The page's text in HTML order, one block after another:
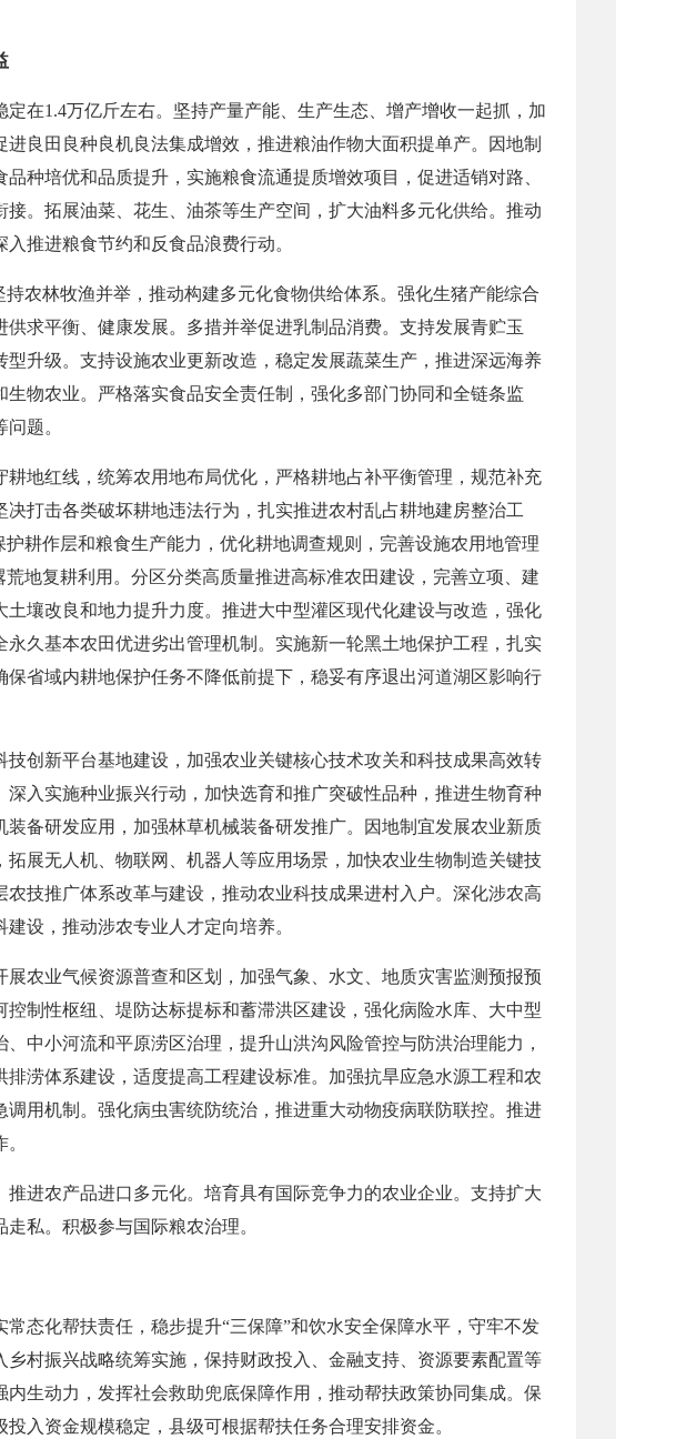
定在1.4万亿斤左右。坚持产量产能、生产生态、增产增收一起抓，加
良田良种良机良法集成增效，推进粮油作物大面积提单产。因地制
种培优和品质提升，实施粮食流通提质增效项目，促进适销对路、
。拓展油菜、花生、油茶等生产空间，扩大油料多元化供给。推动
推进粮食节约和反食品浪费行动。
持农林牧渔并举，推动构建多元化食物供给体系。强化生猪产能综合
求平衡、健康发展。多措并举促进乳制品消费。支持发展青贮玉
升级。支持设施农业更新改造，稳定发展蔬菜生产，推进深远海养
物农业。严格落实食品安全责任制，强化多部门协同和全链条监
题。
耕地红线，统筹农用地布局优化，严格耕地占补平衡管理，规范补充
打击各类破坏耕地违法行为，扎实推进农村乱占耕地建房整治工
耕作层和粮食生产能力，优化耕地调查规则，完善设施农用地管理
地复耕利用。分区分类高质量推进高标准农田建设，完善立项、建
壤改良和地力提升力度。推进大中型灌区现代化建设与改造，强化
久基本农田优进劣出管理机制。实施新一轮黑土地保护工程，扎实
省域内耕地保护任务不降低前提下，稳妥有序退出河道湖区影响行
技创新平台基地建设，加强农业关键核心技术攻关和科技成果高效转
入实施种业振兴行动，加快选育和推广突破性品种，推进生物育种
备研发应用，加强林草机械装备研发推广。因地制宜发展农业新质
展无人机、物联网、机器人等应用场景，加快农业生物制造关键技
技推广体系改革与建设，推动农业科技成果进村入户。深化涉农高
设，推动涉农专业人才定向培养。
展农业气候资源普查和区划，加强气象、水文、地质灾害监测预报预
制性枢纽、堤防达标提标和蓄滞洪区建设，强化病险水库、大中型
中小河流和平原涝区治理，提升山洪沟风险管控与防洪治理能力，
涝体系建设，适度提高工程建设标准。加强抗旱应急水源工程和农
用机制。强化病虫害统防统治，推进重大动物疫病联防联控。推进
推进农产品进口多元化。培育具有国际竞争力的农业企业。支持扩大
私。积极参与国际粮农治理。
常态化帮扶责任，稳步提升“三保障”和饮水安全保障水平，守牢不发
村振兴战略统筹实施，保持财政投入、金融支持、资源要素配置等
生动力，发挥社会救助兜底保障作用，推动帮扶政策协同集成。保
入资金规模稳定，县级可根据帮扶任务合理安排资金。